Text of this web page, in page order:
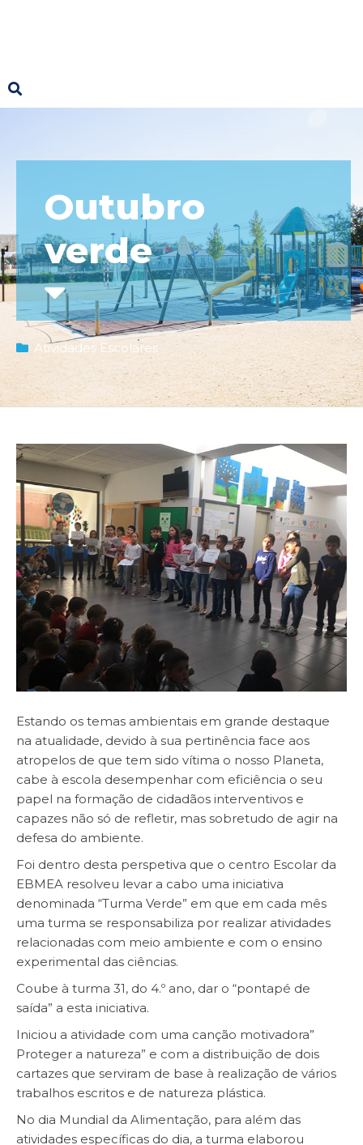
Outubro
verde
Atividades Escolares
Estando os temas ambientais em grande destaque
na atualidade, devido à sua pertinência face aos
atropelos de que tem sido vítima o nosso Planeta,
cabe à escola desempenhar com eficiência o seu
papel na formação de cidadãos interventivos e
capazes não só de refletir, mas sobretudo de agir na
defesa do ambiente.
Foi dentro desta perspetiva que o centro Escolar da
EBMEA resolveu levar a cabo uma iniciativa
denominada “Turma Verde” em que em cada mês
uma turma se responsabiliza por realizar atividades
relacionadas com meio ambiente e com o ensino
experimental das ciências.
Coube à turma 31, do 4.º ano, dar o “pontapé de
saída” a esta iniciativa.
Iniciou a atividade com uma canção motivadora”
Proteger a natureza” e com a distribuição de dois
cartazes que serviram de base à realização de vários
trabalhos escritos e de natureza plástica.
No dia Mundial da Alimentação, para além das
atividades específicas do dia, a turma elaborou